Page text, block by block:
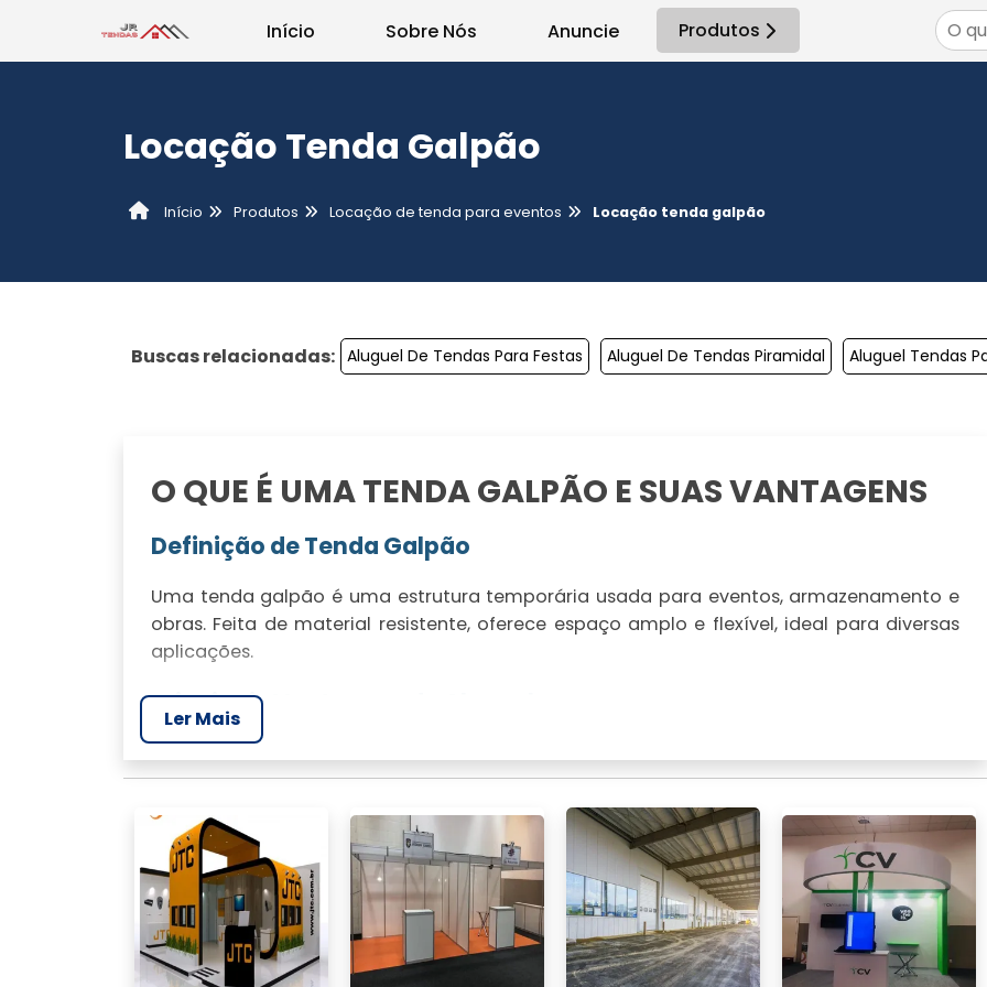
Início Sobre Nós Anuncie Produtos
Locação Tenda Galpão
Início Produtos Locação de tenda para eventos Locação tenda galpão
Buscas relacionadas: Aluguel De Tendas Para Festas Aluguel De Tendas Piramidal Aluguel Tendas
O QUE É UMA TENDA GALPÃO E SUAS VANTAGENS
Definição de Tenda Galpão
Uma tenda galpão é uma estrutura temporária usada para eventos, armazenamento e
obras. Feita de material resistente, oferece espaço amplo e flexível, ideal para diversas
aplicações.
Principais Vantagens do Aluguel
benefício. Elas são adaptáveis a diferentes necessidades e possuem fácil personalização.
Comparação com Outras Estruturas
Comparado a galpões tradicionais, as tendas galpão oferecem flexibilidade e menor
impacto ambiental. São ideais para uso temporário e eventos corporativos.
APLICAÇÕES E UTILIZAÇÕES DA TENDA GALPÃO
Ler Mais